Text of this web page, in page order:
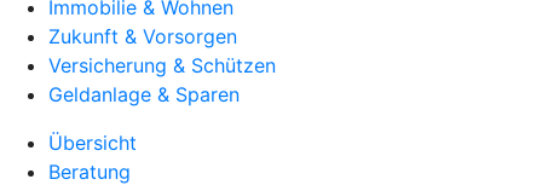
Immobilie & Wohnen
Zukunft & Vorsorgen
Versicherung & Schützen
Geldanlage & Sparen
Übersicht
Beratung